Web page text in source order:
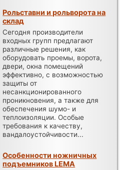
Рольставни и рольворота на
склад
Сегодня производители
входных групп предлагают
различные решения, как
оборудовать проемы, ворота,
двери, окна помещений
эффективно, с возможностью
защиты от
несанкционированного
проникновения, а также для
обеспечения шумо- и
теплоизоляции. Особые
требования к качеству,
вандалоустойчивости...
Особенности ножничных
подъемников LEMA